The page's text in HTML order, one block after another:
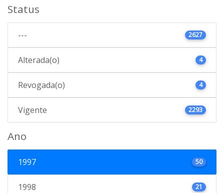
Status
--- 2627
Alterada(o) 4
Revogada(o) 4
Vigente 2293
Ano
1997 50
1998 21